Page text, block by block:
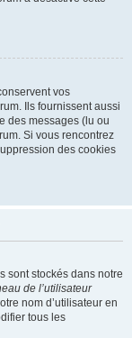
vos
Ils fournissent aussi
des messages (lu ou
Si vous rencontrez
des cookies
sont stockés dans notre
de l’utilisateur
nom d’utilisateur en
tous les